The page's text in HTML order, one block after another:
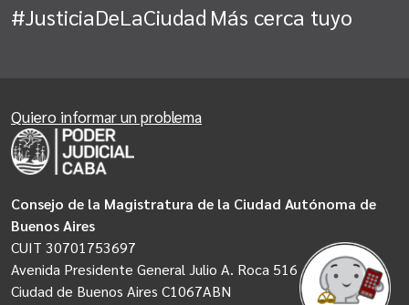
#JusticiaDeLaCiudad Más cerca tuyo
Consejo de la Magistratura de la Ciudad Autónoma de
Buenos Aires
CUIT 30701753697
Avenida Presidente General Julio A. Roca 516
Ciudad de Buenos Aires C1067ABN
Quiero informar un problema